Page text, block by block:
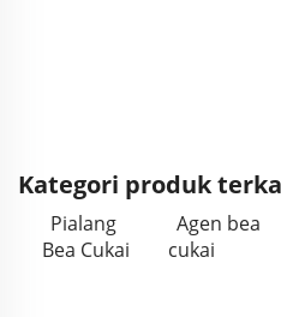
Kategori produk
Pialang
Bea Cukai
Agen bea
cukai